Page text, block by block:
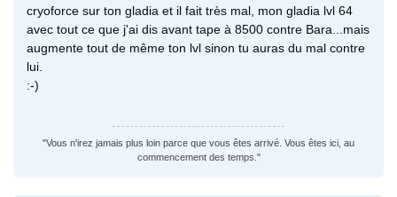
cryoforce sur ton gladia et il fait très mal, mon gladia lvl 64
avec tout ce que j'ai dis avant tape à 8500 contre Bara...mais
augmente tout de même ton lvl sinon tu auras du mal contre
lui.
:-)
"Vous n'irez jamais plus loin parce que vous êtes arrivé. Vous êtes ici, au
commencement des temps."